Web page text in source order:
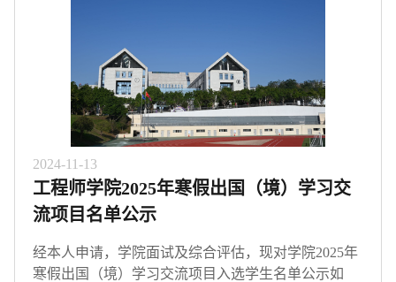
2024-11-13
工程师学院2025年寒假出国（境）学习交
流项目名单公示
经本人申请，学院面试及综合评估，现对学院2025年
寒假出国（境）学习交流项目入选学生名单公示如